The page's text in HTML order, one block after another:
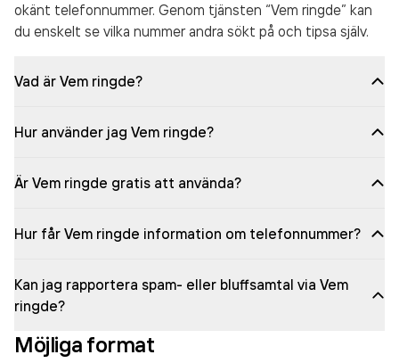
okänt telefonnummer. Genom tjänsten “Vem ringde” kan
du enskelt se vilka nummer andra sökt på och tipsa själv.
Vad är Vem ringde?
Hur använder jag Vem ringde?
Är Vem ringde gratis att använda?
Hur får Vem ringde information om telefonnummer?
Kan jag rapportera spam- eller bluffsamtal via Vem
ringde?
Möjliga format